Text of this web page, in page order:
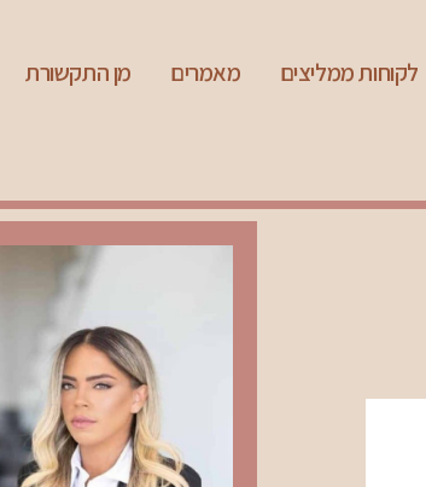
לקוחות ממליצים מאמרים
מן התקשורת